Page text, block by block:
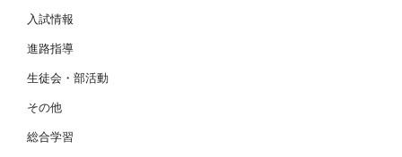
入試情報
進路指導
生徒会・部活動
その他
総合学習